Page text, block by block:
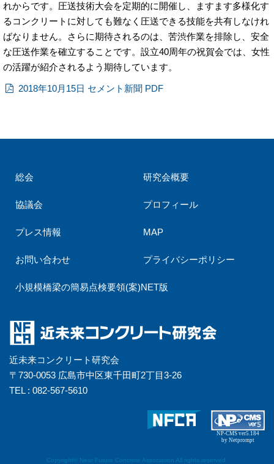
れからです。圧送技術大会を定期的に開催し、ますます多様化す
るコンクリートに対しても難なく圧送できる技能を共有しなけれ
ばなりません。さらに期待されるのは、苦渋作業を排除し、安全
な圧送作業を確立することです。設立40周年の祝賀会では、女性
の活躍が紹介されるよう期待しています。
2018年10月15日 セメント新聞 PDF
総会 研究会概要
協議会 プロフィール
プレス情報 MAP
お問い合わせ プライバシーポリシー
小規模橋梁の簡易点検要領(案)NET版
近未来コンクリート研究会
〒730-0053 広島市中区東千田町2丁目3-26
TEL : 082-567-5610
NP-CMS ver5.184
by Netprompt
Copyright© Near Future Concrete Association All rights reserved.